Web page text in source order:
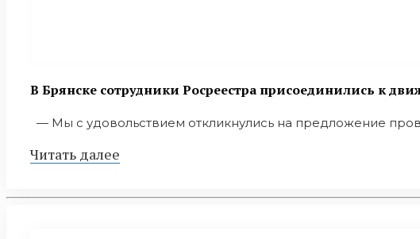
В Брянске сотрудники Росреестра присоединились к
— Мы с удовольствием откликнулись на предложение
Читать далее